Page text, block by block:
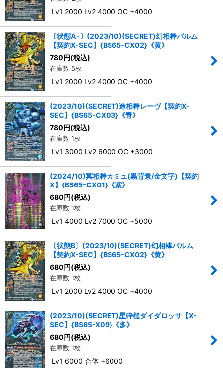
Lv1 2000 Lv2 4000 OC +4000
〔状態A-〕(2023/10)(SECRET)幻相棒パルム
【契約X-SEC】{BS65-CX02}《黄》
780円(税込)
在庫数 5枚
Lv1 2000 Lv2 4000 OC +4000
(2023/10)(SECRET)造相棒レーヴ【契約X-
SEC】{BS65-CX03}《青》
780円(税込)
在庫数 1枚
Lv1 3000 Lv2 6000 OC +3000
(2024/10)冥相棒カミュ(黒背景/金文字)【契約
X】{BS65-CX01}《紫》
680円(税込)
在庫数 1枚
Lv1 4000 Lv2 7000 OC +5000
〔状態B〕(2023/10)(SECRET)幻相棒パルム
【契約X-SEC】{BS65-CX02}《黄》
680円(税込)
在庫数 1枚
Lv1 2000 Lv2 4000 OC +4000
(2023/10)(SECRET)星砕槌ダイダロッサ【X-
SEC】{BS65-X09}《多》
680円(税込)
在庫数 1枚
Lv1 6000 合体 +6000